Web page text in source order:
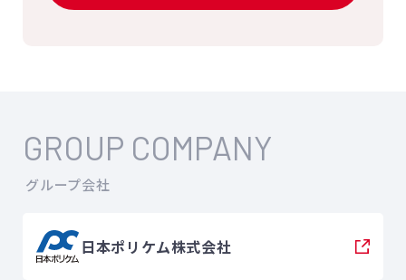
GROUP COMPANY
グループ会社
日本ポリケム株式会社